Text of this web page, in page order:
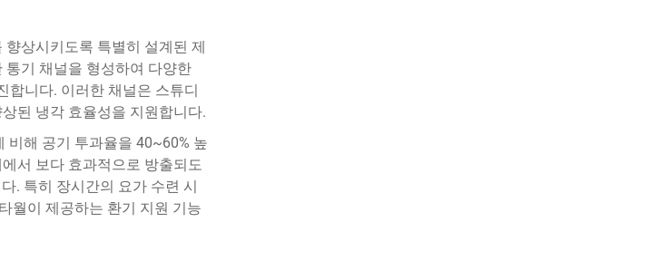
상시키도록 특별히 설계된 제
기 채널을 형성하여 다양한
합니다. 이러한 채널은 스튜디
된 냉각 효율성을 지원합니다.
비해 공기 투과율을 40~60% 높
서 보다 효과적으로 방출되도
. 특히 장시간의 요가 수련 시
월이 제공하는 환기 지원 기능